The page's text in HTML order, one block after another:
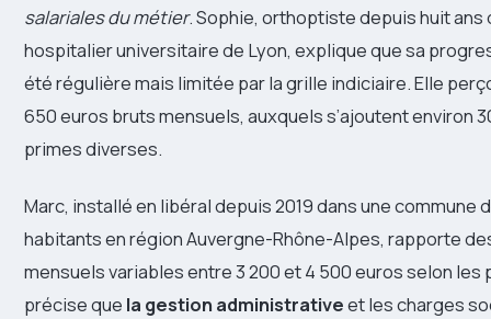
salariales du métier. Sophie, orthoptiste depuis huit ans
hospitalier universitaire de Lyon, explique que sa
été régulière mais limitée par la grille indiciaire. Elle
650 euros bruts mensuels, auxquels s’ajoutent environ
primes diverses.
Marc, installé en libéral depuis 2019 dans une commune
habitants en région Auvergne-Rhône-Alpes, rapporte
mensuels variables entre 3 200 et 4 500 euros selon les
précise que la gestion administrativeet les charges